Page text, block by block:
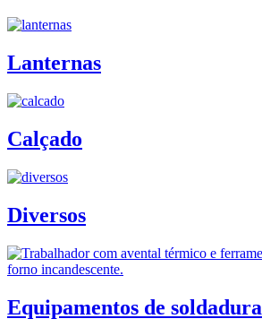
Lanternas
Calçado
Diversos
Equipamentos de soldadura